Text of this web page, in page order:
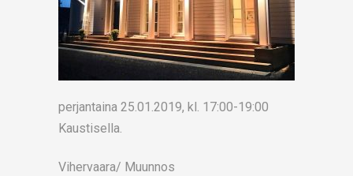
perjantaina 25.01.2019, kl. 17:00-19:00
Kaustisella.
Vihervaara/ Muunnos